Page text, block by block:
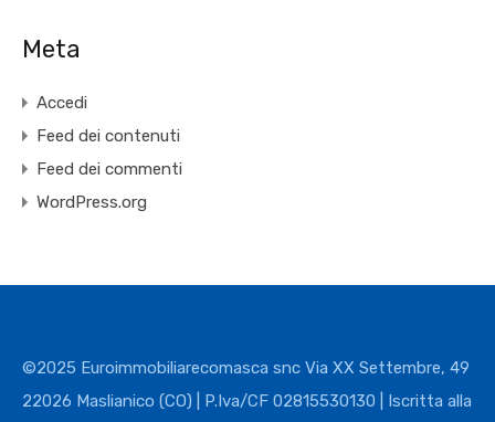
Meta
Accedi
Feed dei contenuti
Feed dei commenti
WordPress.org
©2025 Euroimmobiliarecomasca snc Via XX Settembre, 49
22026 Maslianico (CO) | P.Iva/CF 02815530130 | Iscritta alla